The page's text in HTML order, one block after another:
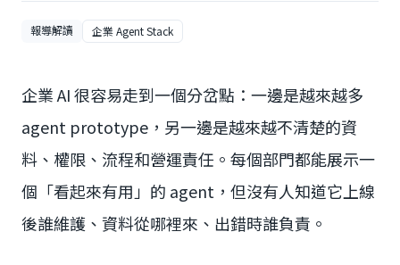
報導解讀 企業 Agent Stack
企業 AI 很容易走到一個分岔點：一邊是越來越多
agent prototype，另一邊是越來越不清楚的資
料、權限、流程和營運責任。每個部門都能展示一
個「看起來有用」的 agent，但沒有人知道它上線
後誰維護、資料從哪裡來、出錯時誰負責。